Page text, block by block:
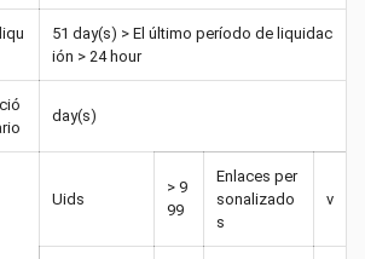
51 day(s) > El último período de liquidac
ión > 24 hour
day(s)
Uids
> 9
99
Enlaces per
sonalizado
s
v